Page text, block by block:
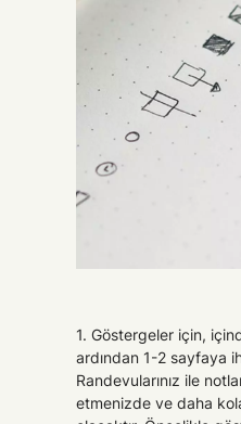
1. Göstergeler için,
ardından 1-2 sayfaya
Randevularınız ile
etmenizde ve daha